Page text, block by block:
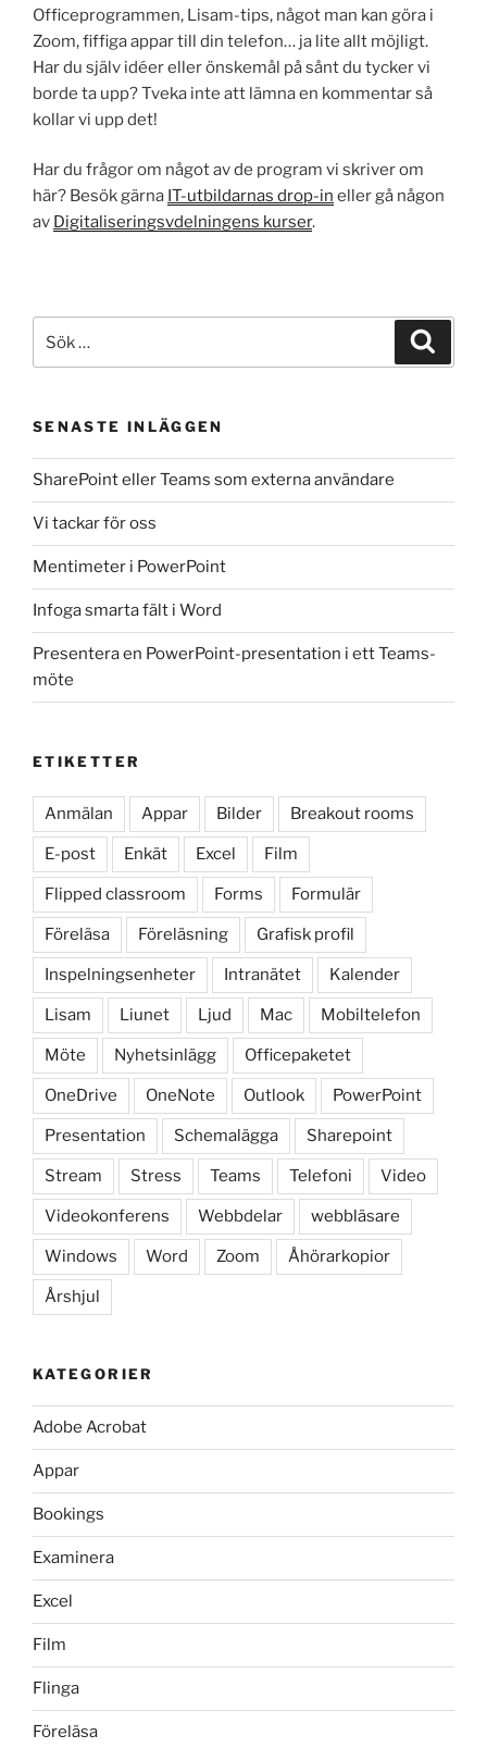
Officeprogrammen, Lisam-tips, något man kan göra i
Zoom, fiffiga appar till din telefon… ja lite allt möjligt.
Har du själv idéer eller önskemål på sånt du tycker vi
borde ta upp? Tveka inte att lämna en kommentar så
kollar vi upp det!
Har du frågor om något av de program vi skriver om
här? Besök gärna IT-utbildarnas drop-in eller gå någon
av Digitaliseringsvdelningens kurser.
efter:
SENASTE INLÄGGEN
SharePoint eller Teams som externa användare
Vi tackar för oss
Mentimeter i PowerPoint
Infoga smarta fält i Word
Presentera en PowerPoint-presentation i ett Teams-
möte
ETIKETTER
Anmälan Appar Bilder Breakout rooms
E-post Enkät Excel Film
Flipped classroom Forms Formulär
Föreläsa Föreläsning Grafisk profil
Inspelningsenheter Intranätet Kalender
Lisam Liunet Ljud Mac Mobiltelefon
Möte Nyhetsinlägg Officepaketet
OneDrive OneNote Outlook PowerPoint
Presentation Schemalägga Sharepoint
Stream Stress Teams Telefoni Video
Videokonferens Webbdelar webbläsare
Windows Word Zoom Åhörarkopior
Årshjul
KATEGORIER
Adobe Acrobat
Appar
Bookings
Examinera
Excel
Film
Flinga
Föreläsa